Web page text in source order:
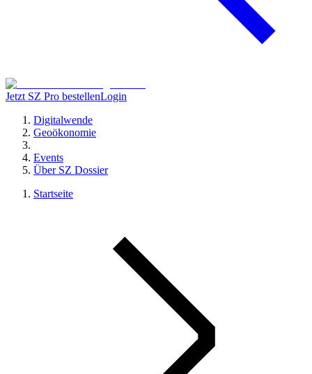
Jetzt SZ Pro bestellenLogin
Digitalwende
Geoökonomie
Events
Über SZ Dossier
Startseite